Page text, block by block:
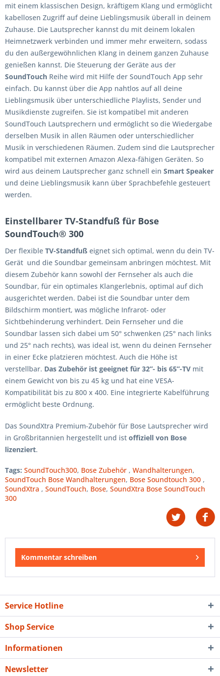
mit einem klassischen Design, kräftigem Klang und ermöglicht
kabellosen Zugriff auf deine Lieblingsmusik überall in deinem
Zuhause. Die Lautsprecher kannst du mit deinem lokalen
Heimnetzwerk verbinden und immer mehr erweitern, sodass
du den außergewöhnlichen Klang in deinem ganzen Zuhause
genießen kannst. Die Steuerung der Geräte aus der
SoundTouch Reihe wird mit Hilfe der SoundTouch App sehr
einfach. Du kannst über die App nahtlos auf all deine
Lieblingsmusik über unterschiedliche Playlists, Sender und
Musikdienste zugreifen. Sie ist kompatibel mit anderen
SoundTouch Lautsprechern und ermöglicht so die Wiedergabe
derselben Musik in allen Räumen oder unterschiedlicher
Musik in verschiedenen Räumen. Zudem sind die Lautsprecher
kompatibel mit externen Amazon Alexa-fähigen Geräten. So
wird aus deinem Lautsprecher ganz schnell ein Smart Speaker
und deine Lieblingsmusik kann über Sprachbefehle gesteuert
werden.
Einstellbarer TV-Standfuß für Bose
SoundTouch® 300
Der flexible TV-Standfuß eignet sich optimal, wenn du dein TV-
Gerät und die Soundbar gemeinsam anbringen möchtest. Mit
diesem Zubehör kann sowohl der Fernseher als auch die
Soundbar, für ein optimales Klangerlebnis, optimal auf dich
ausgerichtet werden. Dabei ist die Soundbar unter dem
Bildschirm montiert, was mögliche Infrarot- oder
Sichtbehinderung verhindert. Dein Fernseher und die
Soundbar lassen sich dabei um 50° schwenken (25° nach links
und 25° nach rechts), was ideal ist, wenn du deinen Fernseher
in einer Ecke platzieren möchtest. Auch die Höhe ist
verstellbar. Das Zubehör ist geeignet für 32”- bis 65”-TV mit
einem Gewicht von bis zu 45 kg und hat eine VESA-
Kompatibilität bis zu 800 x 400. Eine integrierte Kabelführung
ermöglicht beste Ordnung.
Das SoundXtra Premium-Zubehör für Bose Lautsprecher wird
in Großbritannien hergestellt und ist offiziell von Bose
lizenziert.
Tags: SoundTouch300, Bose Zubehör , Wandhalterungen,
SoundTouch Bose Wandhalterungen, Bose Soundtouch 300 ,
SoundXtra , SoundTouch, Bose, SoundXtra Bose SoundTouch
300
Kommentar schreiben
Service Hotline
Shop Service
Informationen
Newsletter